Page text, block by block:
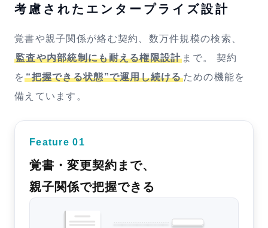
考慮された エンタープライズ設計
覚書や親子関係が絡む契約、数万件規模の検索、
監査や内部統制にも耐える権限設計 まで。
契約
を“把握できる状態”で運用し続けるための機能を
備えています。
Feature 01
覚書・変更契約まで、
親子関係で把握できる